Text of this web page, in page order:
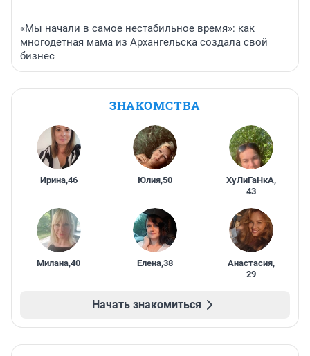
«Мы начали в самое нестабильное время»: как
многодетная мама из Архангельска создала свой
бизнес
ЗНАКОМСТВА
Ирина,46 Юлия,50 ХуЛиГаНкА,
43
Милана,40 Елена,38 Анастасия,
29
Начать знакомиться